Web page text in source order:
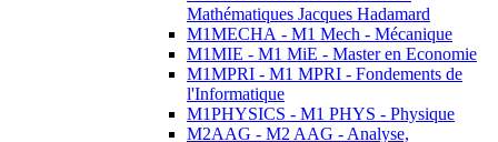
Mathématiques Jacques Hadamard
M1MECHA - M1 Mech - Mécanique
M1MIE - M1 MiE - Master en Economie
M1MPRI - M1 MPRI - Fondements de
l'Informatique
M1PHYSICS - M1 PHYS - Physique
M2AAG - M2 AAG - Analyse,